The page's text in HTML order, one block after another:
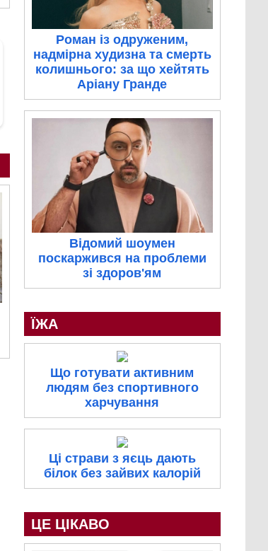
Роман із одруженим,
надмірна худизна та смерть
колишнього: за що хейтять
Аріану Гранде
Відомий шоумен
поскаржився на проблеми
зі здоров'ям
ЇЖА
Що готувати активним
людям без спортивного
харчування
Ці страви з яєць дають
білок без зайвих калорій
ЦЕ ЦІКАВО